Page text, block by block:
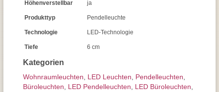
Kategorien
Wohnraum­leuchten LED Leuchten Pendel­leuchten
Büroleuchten
LED Pendelleuchten LED Büroleuchten
Höhenverstellbar ja
Produkttyp Pendelleuchte
Technologie LED-Technologie
Tiefe 6 cm